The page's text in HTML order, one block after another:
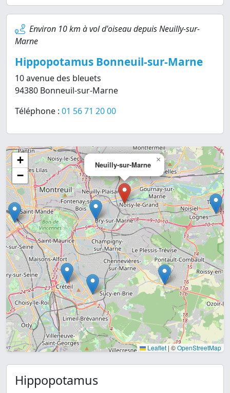
Environ 10 km à vol d'oiseau depuis Neuilly-sur-
Marne
Hippopotamus Bonneuil-sur-Marne
10 avenue des bleuets
94380 Bonneuil-sur-Marne
Téléphone : 01 56 71 20 00
Neuilly-sur-Marne
×
+
−
Leaflet | ©OpenStreetMap
Hippopotamus